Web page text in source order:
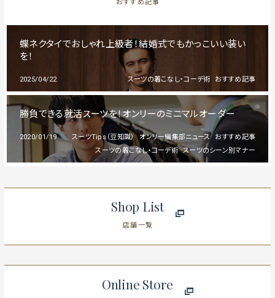
おすすめ記事
蝶ネクタイでおしゃれ上級者！結婚式でもかっこいい装い
を！
2025/04/22 おすすめ記事
スーツの着こなし・コーデ術
勝負できる就活スーツを！オンリーのミニマルオーダー
2020/01/19 おすすめ記事
オンリー編集部ニュース
スーツTips（豆知識）
スーツのシーン別マナー
スーツの着こなし・コーデ術
Shop List
店舗一覧
Online Store